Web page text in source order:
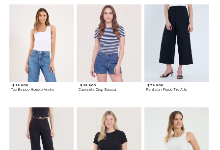
$ 39.900
Top Basico Hombro Ancho
$ 39.900
Camiseta Crop Básica
$ 79.900
Pantalón Fluido Tiro Alto